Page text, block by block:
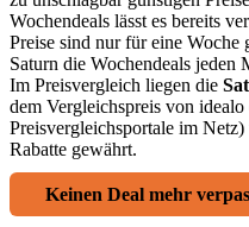
Wochendeals lässt es bereits
Preise sind nur für eine
Saturn die Wochendeals jeden
Im Preisvergleich liegen die
dem Vergleichspreis von
Preisvergleichsportale im
Rabatte gewährt.
Keinen Deal mehr